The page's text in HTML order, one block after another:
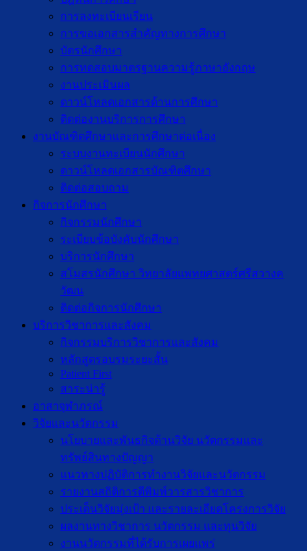
การลงทะเบียนเรียน
การขอเอกสารสำคัญทางการศึกษา
บัตรนักศึกษา
การทดสอบมาตรฐานความรู้ภาษาอังกฤษ
งานประเมินผล
ดาวน์โหลดเอกสารด้านการศึกษา
ติดต่องานบริการการศึกษา
งานบัณฑิตศึกษาเเละการศึกษาต่อเนื่อง
ระบบงานทะเบียนนักศึกษา
ดาวน์โหลดเอกสารบัณฑิตศึกษา
ติดต่อสอบถาม
กิจการนักศึกษา
กิจกรรมนักศึกษา
ระเบียบข้อบังคับนักศึกษา
บริการนักศึกษา
สโมสรนักศึกษา วิทยาลัยแพทยศาสตร์ศรีสวางค
วัฒน
ติดต่อกิจการนักศึกษา
บริการวิชาการและสังคม
กิจกรรมบริการวิชาการและสังคม
หลักสูตรอบรมระยะสั้น
Patient First
สาระน่ารู้
อาสาจุฬาภรณ์
วิจัยและนวัตกรรม
นโยบายและพันธกิจด้านวิจัย นวัตกรรมและ
ทรัพย์สินทางปัญญา
แนวทางปฏิบัติการทำงานวิจัยและนวัตกรรม
รายงานสถิติการตีพิมพ์วารสารวิชาการ
ประเด็นวิจัยมุ่งเป้า และรายละเอียดโครงการวิจัย
ผลงานทางวิชาการ นวัตกรรม และทุนวิจัย
งานนวัตกรรมที่ได้รับการเผยแพร่